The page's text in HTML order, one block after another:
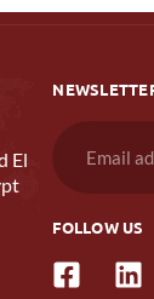
El
FOLLOW US